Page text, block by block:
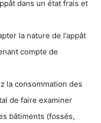
dans un état frais et
la nature de l’appât
compte de
la consommation des
de faire examiner
bâtiments (fossés,